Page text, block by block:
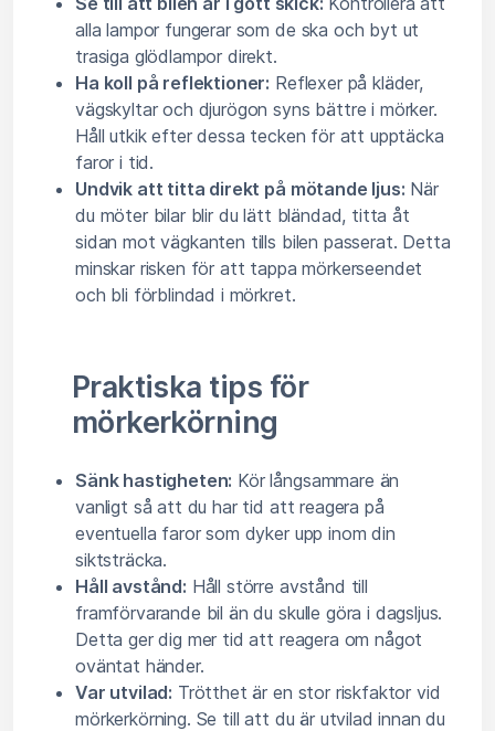
alla lampor fungerar som de ska och byt ut
trasiga glödlampor direkt.
Ha koll på reflektioner: Reflexer på kläder,
vägskyltar och djurögon syns bättre i mörker.
Håll utkik efter dessa tecken för att upptäcka
faror i tid.
Undvik att titta direkt på mötande ljus: När
du möter bilar blir du lätt bländad, titta åt
sidan mot vägkanten tills bilen passerat. Detta
minskar risken för att tappa mörkerseendet
och bli förblindad i mörkret.
Praktiska tips för
mörkerkörning
Sänk hastigheten: Kör långsammare än
vanligt så att du har tid att reagera på
eventuella faror som dyker upp inom din
siktsträcka.
Håll avstånd: Håll större avstånd till
framförvarande bil än du skulle göra i dagsljus.
Detta ger dig mer tid att reagera om något
oväntat händer.
Var utvilad: Trötthet är en stor riskfaktor vid
mörkerkörning. Se till att du är utvilad innan du